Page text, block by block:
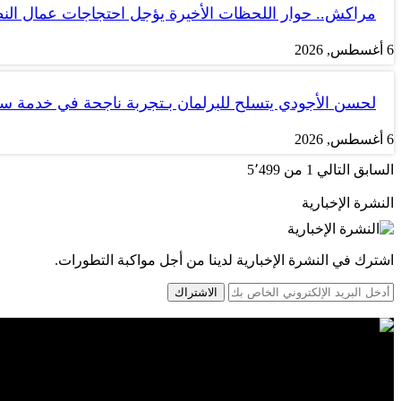
مراكش.. حوار اللحظات الأخيرة يؤجل احتجاجات عمال
6 أغسطس, 2026
لحسن الأجودي يتسلح للبرلمان بـتجربة ناجحة في خدمة
6 أغسطس, 2026
السابق التالي 1 من 5٬499
النشرة الإخبارية
اشترك في النشرة الإخبارية لدينا من أجل مواكبة التطورات.
الاشتراك